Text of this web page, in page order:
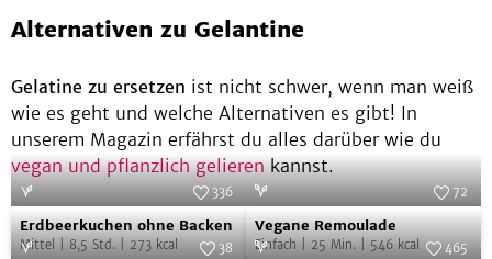
Alternativen zu Gelantine
Gelatine zu ersetzen ist nicht schwer, wenn man weiß
wie es geht und welche Alternativen es gibt! In
unserem Magazin erfährst du alles darüber wie du
vegan und pflanzlich gelierenkannst.
Erdbeerkuchen
ohne
Foto: SevenCooks
336
Erdbeerkuchen ohne Backen
Mittel 8,5 Std. 273 kcal
Vegane
Remoulade
Foto:
72
Vegane Remoulade
Einfach 25 Min. 546 kcal
38 465